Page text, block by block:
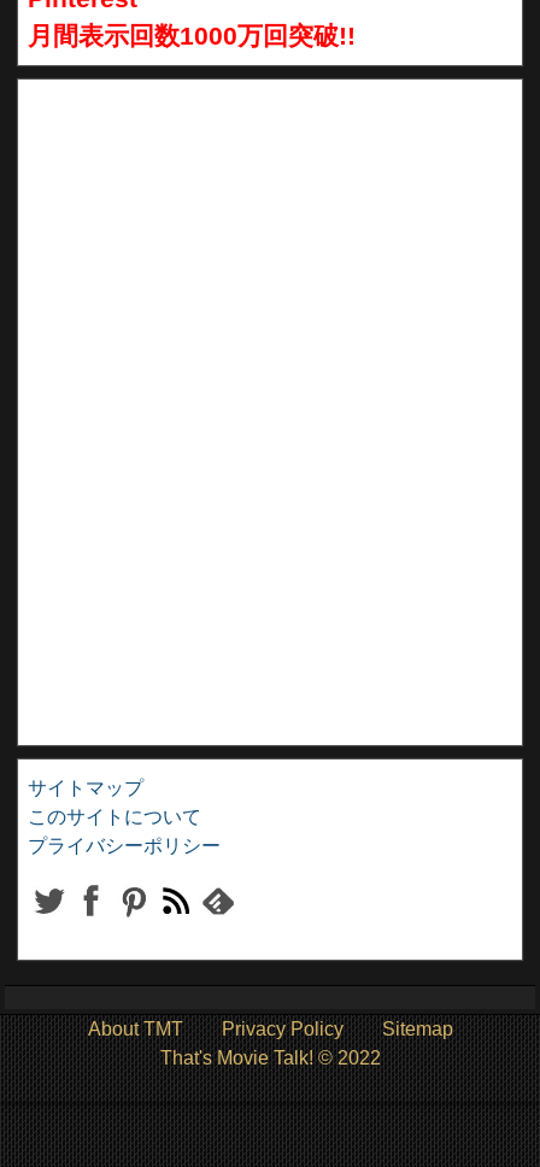
月間表示回数1000万回突破!!
サイトマップ
このサイトについて
プライバシーポリシー
About TMT Privacy Policy
Sitemap
That's Movie Talk! © 2022